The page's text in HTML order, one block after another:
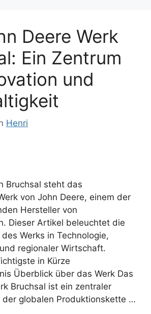
Deere Werk
Ein Zentrum
und
Henri
Bruchsal steht das
von John Deere, einem der
Hersteller von
Dieser Artikel beleuchtet die
Werks in Technologie,
regionaler Wirtschaft.
in Kürze
Überblick über das Werk Das
Bruchsal ist ein zentraler
der globalen Produktionskette …